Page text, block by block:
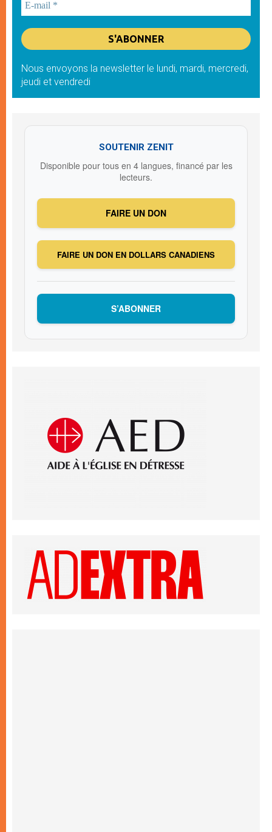
Nous envoyons la newsletter le lundi, mardi, mercredi,
jeudi et vendredi
SOUTENIR ZENIT
Disponible pour tous en 4 langues, financé par les
lecteurs.
FAIRE UN DON
FAIRE UN DON EN DOLLARS CANADIENS
S’ABONNER